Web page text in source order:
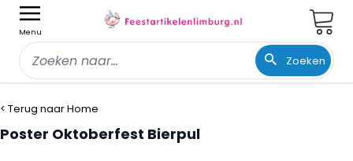
Menu
Zoeken
< Terug naar Home
Poster Oktoberfest Bierpul